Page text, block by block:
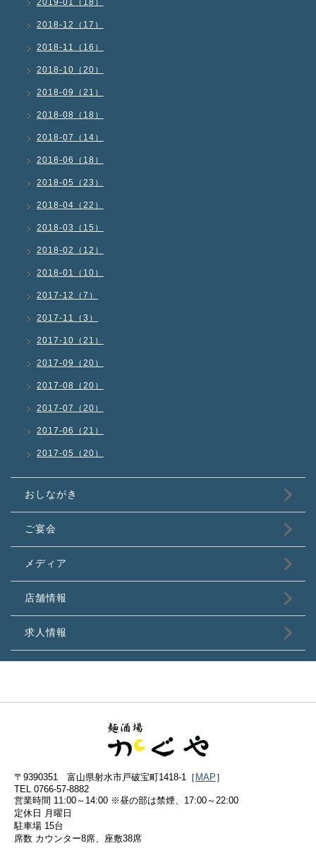
2019-01（18）
2018-12（17）
2018-11（16）
2018-10（20）
2018-09（21）
2018-08（18）
2018-07（14）
2018-06（18）
2018-05（23）
2018-04（22）
2018-03（15）
2018-02（12）
2018-01（10）
2017-12（7）
2017-11（3）
2017-10（21）
2017-09（20）
2017-08（20）
2017-07（20）
2017-06（21）
2017-05（20）
おしながき
ご宴会
メディア
店舗情報
求人情報
〒9390351 富山県射水市戸破宝町1418-1［ MAP ］
TEL 0766-57-8882
営業時間 11:00～14:00 ※昼の部は禁煙、17:00～22:00
定休日 月曜日
駐車場 15台
席数 カウンター8席、座敷38席